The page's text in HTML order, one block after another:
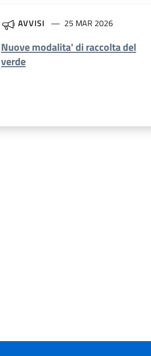
AVVISI 25 MAR 2026
Nuove modalita' di raccolta del
verde